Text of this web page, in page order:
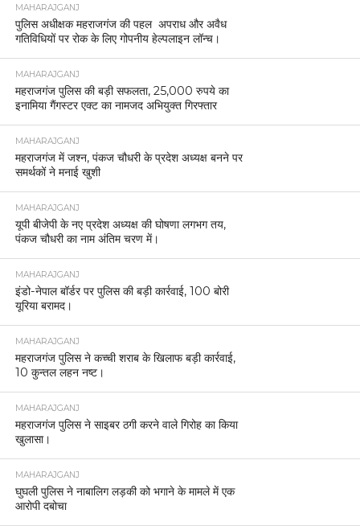
MAHARAJGANJ
पुलिस अधीक्षक महराजगंज की पहल अपराध और अवैध
गतिविधियों पर रोक के लिए गोपनीय हेल्पलाइन लॉन्च।
MAHARAJGANJ
महराजगंज पुलिस की बड़ी सफलता, 25,000 रुपये का
इनामिया गैंगस्टर एक्ट का नामजद अभियुक्त गिरफ्तार
MAHARAJGANJ
महराजगंज में जश्न, पंकज चौधरी के प्रदेश अध्यक्ष बनने पर
समर्थकों ने मनाई खुशी
MAHARAJGANJ
यूपी बीजेपी के नए प्रदेश अध्यक्ष की घोषणा लगभग तय,
पंकज चौधरी का नाम अंतिम चरण में।
MAHARAJGANJ
इंडो-नेपाल बॉर्डर पर पुलिस की बड़ी कार्रवाई, 100 बोरी
यूरिया बरामद।
MAHARAJGANJ
महराजगंज पुलिस ने कच्ची शराब के खिलाफ बड़ी कार्रवाई,
10 कुन्तल लहन नष्ट।
MAHARAJGANJ
महराजगंज पुलिस ने साइबर ठगी करने वाले गिरोह का किया
खुलासा।
MAHARAJGANJ
घुघली पुलिस ने नाबालिग लड़की को भगाने के मामले में एक
आरोपी दबोचा